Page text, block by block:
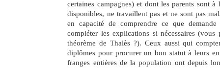
certaines campagnes) et dont les parents sont
disponibles, ne travaillent pas et ne sont pas
en capacité de comprendre ce que
compléter les explications si nécessaires
théorème de Thalès ?). Ceux aussi qui
diplômes pour procurer un bon statut à leurs
franges entières de la population ont depuis